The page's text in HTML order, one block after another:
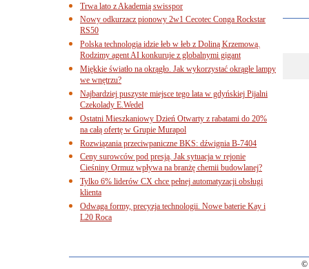
Trwa lato z Akademią swisspor
Nowy odkurzacz pionowy 2w1 Cecotec Conga Rockstar
RS50
Polska technologia idzie łeb w łeb z Doliną Krzemową.
Rodzimy agent AI konkuruje z globalnymi gigant
Miękkie światło na okrągło. Jak wykorzystać okrągłe lampy
we wnętrzu?
Najbardziej puszyste miejsce tego lata w gdyńskiej Pijalni
Czekolady E.Wedel
Ostatni Mieszkaniowy Dzień Otwarty z rabatami do 20%
na całą ofertę w Grupie Murapol
Rozwiązania przeciwpaniczne BKS: dźwignia B-7404
Ceny surowców pod presją. Jak sytuacja w rejonie
Cieśniny Ormuz wpływa na branżę chemii budowlanej?
Tylko 6% liderów CX chce pełnej automatyzacji obsługi
klienta
Odwaga formy, precyzja technologii. Nowe baterie Kay i
L20 Roca
©